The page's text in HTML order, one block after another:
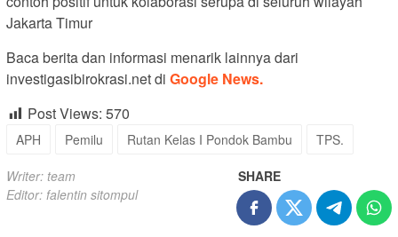
Jakarta Timur
Baca berita dan informasi menarik lainnya dari
investigasibirokrasi.net di Google News.
Post Views: 570
APH Pemilu Rutan Kelas I Pondok Bambu TPS.
Writer: team
Editor: falentin sitompul
SHARE